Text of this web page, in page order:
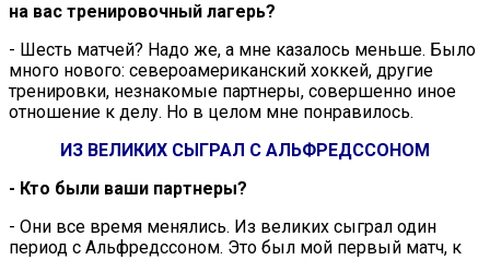
на вас тренировочный лагерь?
- Шесть матчей? Надо же, а мне казалось меньше. Было
много нового: североамериканский хоккей, другие
тренировки, незнакомые партнеры, совершенно иное
отношение к делу. Но в целом мне понравилось.
ИЗ ВЕЛИКИХ СЫГРАЛ С АЛЬФРЕДССОНОМ
- Кто были ваши партнеры?
- Они все время менялись. Из великих сыграл один
период с Альфредссоном. Это был мой первый матч, к